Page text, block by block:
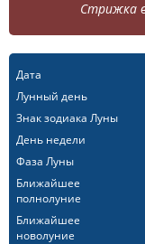
Стрижка
Дата
Лунный день
Знак зодиака Луны
День недели
Фаза Луны
Ближайшее
полнолуние
Ближайшее
новолуние